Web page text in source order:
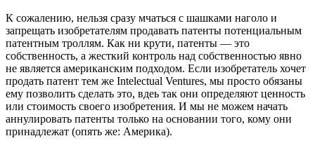
К сожалению, нельзя сразу мчаться с шашками наголо и
запрещать изобретателям продавать патенты потенциальным
патентным троллям. Как ни крути, патенты — это
собственность, а жесткий контроль над собственностью явно
не является американским подходом. Если изобретатель хочет
продать патент тем же Intelectual Ventures, мы просто обязаны
ему позволить сделать это, вдеь так они определяют ценность
или стоимость своего изобретения. И мы не можем начать
аннулировать патенты только на основании того, кому они
принадлежат (опять же: Америка).